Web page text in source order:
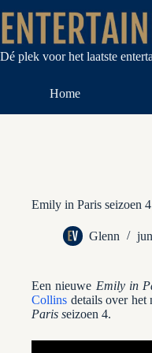
naar
de
inhoud
Dé plek voor het laatste
Home
Emily in Paris seizoen
Glenn
Een nieuwe Emily in
Collins details over het
Paris seizoen 4.